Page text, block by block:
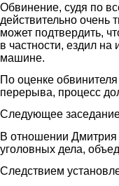
Обвинение, судя по
действительно очень
может подтвердить,
в частности, ездил на
машине.
По оценке
перерыва, процесс
Следующее
В отношении
уголовных дела,
Следствием